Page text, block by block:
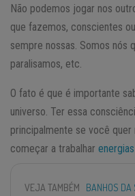
Não podemos jogar nos
que fazemos, conscientes
sempre nossas. Somos nós
paralisamos, etc.
O fato é que é importante
universo. Ter essa
principalmente se você
começar a trabalhar
VEJA TAMBÉM BANHOS DA